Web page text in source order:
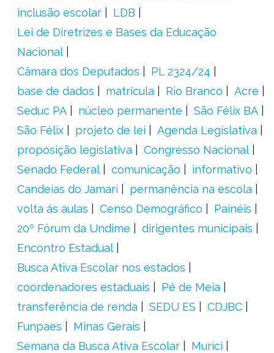
inclusão escolar
LDB
Lei de Diretrizes e Bases da Educação
Nacional
Câmara dos Deputados
PL 2324/24
base de dados
matrícula Rio Branco
Acre
Seduc PA
núcleo permanente
São Félix BA
São Félix
projeto de lei
Agenda Legislativa
proposição legislativa
Congresso Nacional
Senado Federal
comunicação
informativo
Candeias do Jamari
permanência na escola
volta ás aulas
Censo Demográfico
Painéis
20º Fórum da Undime
dirigentes municipais
Encontro Estadual
Busca Ativa Escolar nos estados
coordenadores estaduais
Pé de Meia
transferência de renda
SEDU ES
CDJBC
Funpaes
Minas Gerais
Semana da Busca Ativa Escolar
Murici